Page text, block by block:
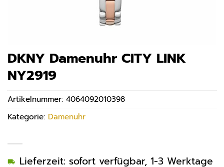
DKNY Damenuhr CITY LINK
NY2919
Lieferzeit: sofort verfügbar, 1-3 Werktage
Artikelnummer: 4064092010398
Kategorie: Damenuhr